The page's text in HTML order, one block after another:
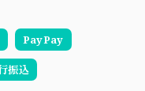
PayPay
振込